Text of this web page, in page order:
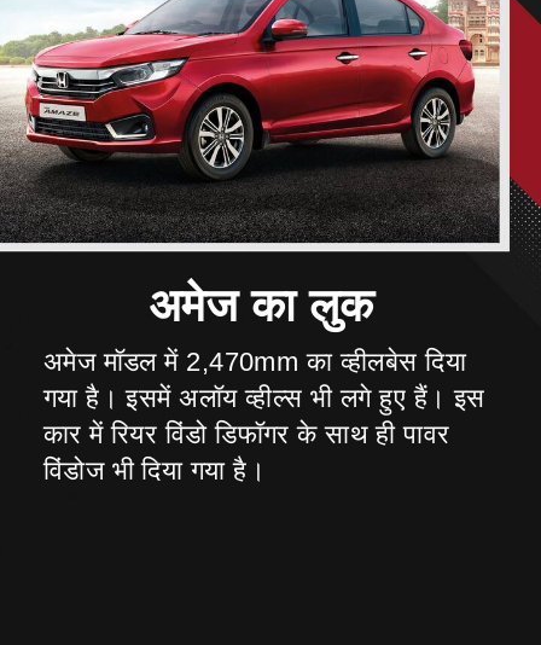
अमेज का लुक
अमेज मॉडल में 2,470mm का व्हीलबेस दिया
गया है। इसमें अलॉय व्हील्स भी लगे हुए हैं। इस
कार में रियर विंडो डिफॉगर के साथ ही पावर